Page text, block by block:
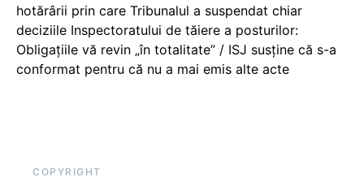
hotărârii prin care Tribunalul a suspendat chiar
deciziile Inspectoratului de tăiere a posturilor:
Obligațiile vă revin „în totalitate” / ISJ susține că s-a
conformat pentru că nu a mai emis alte acte
COPYRIGHT